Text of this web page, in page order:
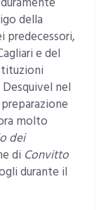
della
predecessori,
e del
nel
molto
dei
di Convitto
durante il